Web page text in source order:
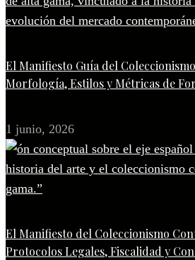
El Manifiesto Guía del
Morfología, Estilos y Métricas de
1 junio, 2026
El Manifiesto del Coleccionismo
Protocolos Legales, Fiscalidad y